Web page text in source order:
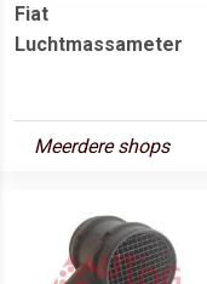
Fiat
Luchtmassameter
Meerdere shops